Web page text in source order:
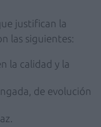
justifican la
las siguientes:
la calidad y la
de evolución